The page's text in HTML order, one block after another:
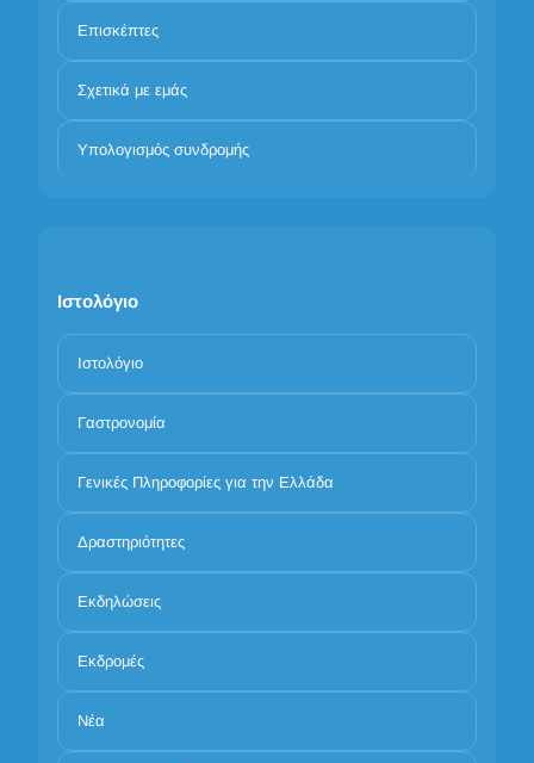
Επισκέπτες
Σχετικά με εμάς
Υπολογισμός συνδρομής
Ιστολόγιο
Ιστολόγιο
Γαστρονομία
Γενικές Πληροφορίες για την Ελλάδα
Δραστηριότητες
Εκδηλώσεις
Εκδρομές
Νέα